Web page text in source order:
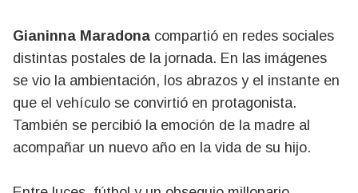
Gianinna Maradona compartió en redes sociales
distintas postales de la jornada. En las imágenes
se vio la ambientación, los abrazos y el instante en
que el vehículo se convirtió en protagonista.
También se percibió la emoción de la madre al
acompañar un nuevo año en la vida de su hijo.